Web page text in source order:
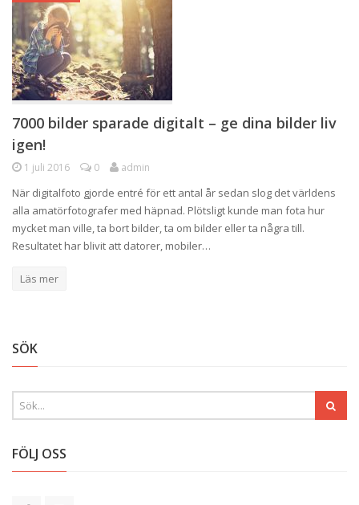
7000 bilder sparade digitalt – ge dina bilder liv
igen!
1 juli 2016 0 admin
När digitalfoto gjorde entré för ett antal år sedan slog det världens
alla amatörfotografer med häpnad. Plötsligt kunde man fota hur
mycket man ville, ta bort bilder, ta om bilder eller ta några till.
Resultatet har blivit att datorer, mobiler…
Läs mer
SÖK
FÖLJ OSS